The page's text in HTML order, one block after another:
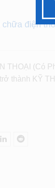
điện
THOẠI (Có
thành KỸ